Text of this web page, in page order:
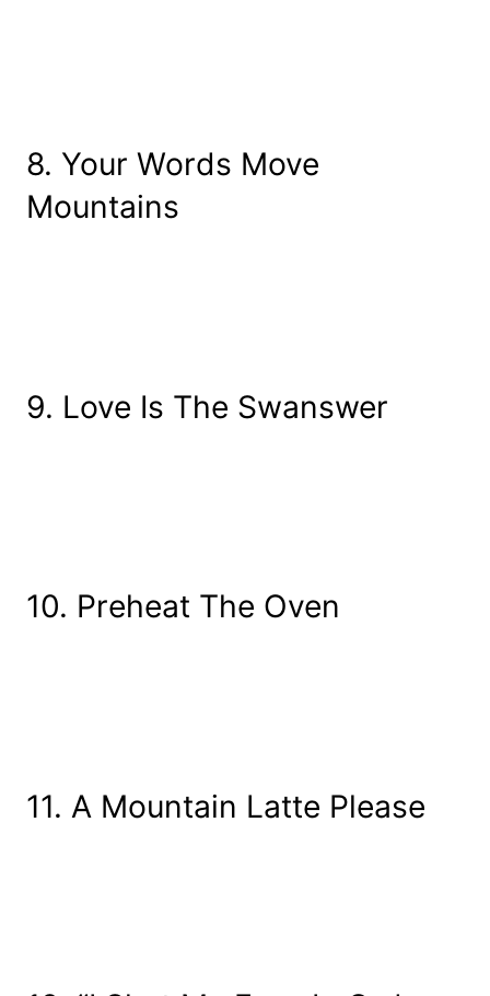
8. Your Words Move
Mountains
9. Love Is The Swanswer
10. Preheat The Oven
11. A Mountain Latte Please